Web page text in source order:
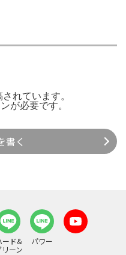
れています。
が必要です。
書く
ード&
リーン
パワー